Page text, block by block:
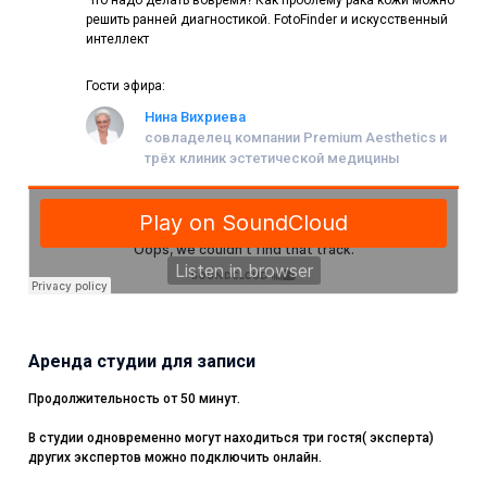
области менеджмента, командообразования и
сервисориентирования. 15-летний опыт в создании и
решить ранней диагностикой. FotoFinder и искусственный
интеллект
Гости эфира:
Нина Вихриева
совладелец компании Premium Aesthetics и
трёх клиник эстетической медицины
Аренда студии для записи
Продолжительность от 50 минут.
В студии одновременно могут находиться три гостя( эксперта)
других экспертов можно подключить онлайн.